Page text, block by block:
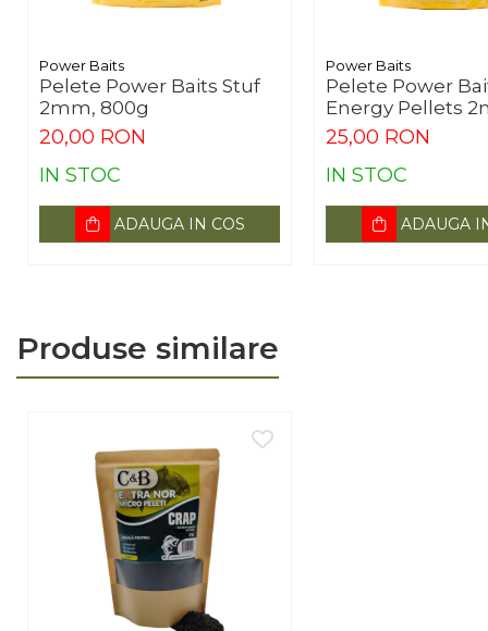
Power Baits
Pelete Power Baits Stuf
2mm, 800g
20,00 RON
IN STOC
ADAUGA IN COS
Power Baits
Pelete Power
Energy Pellets
25,00 RON
IN STOC
ADAUGA
Produse similare